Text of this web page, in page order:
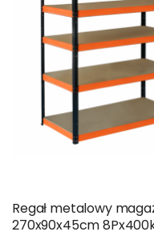
Regał metalowy
270x90x45cm